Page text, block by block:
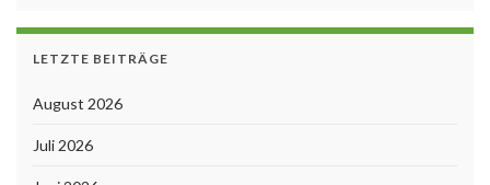
LETZTE BEITRÄGE
August 2026
Juli 2026